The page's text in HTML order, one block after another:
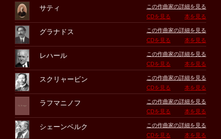
サティ
この作曲家の詳細を見る
CDを見る
本を見る
グラナドス
この作曲家の詳細を見る
CDを見る
本を見る
レハール
この作曲家の詳細を見る
CDを見る
本を見る
スクリャービン
この作曲家の詳細を見る
CDを見る
本を見る
ラフマニノフ
この作曲家の詳細を見る
CDを見る
本を見る
シェーンベルク
この作曲家の詳細を見る
CDを見る
本を見る